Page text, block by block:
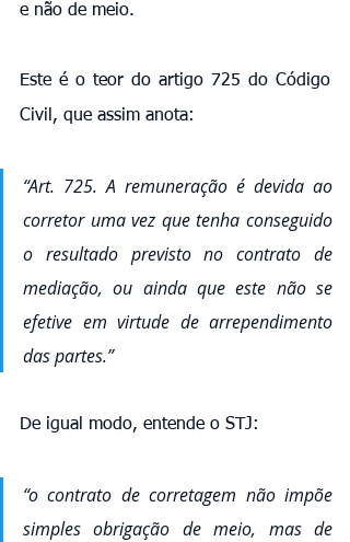
e não de meio.
Este é o teor do artigo 725 do Código
Civil, que assim anota:
“Art. 725. A remuneração é devida ao
corretor uma vez que tenha conseguido
o resultado previsto no contrato de
mediação, ou ainda que este não se
efetive em virtude de arrependimento
das partes.”
De igual modo, entende o STJ:
“o contrato de corretagem não impõe
simples obrigação de meio, mas de